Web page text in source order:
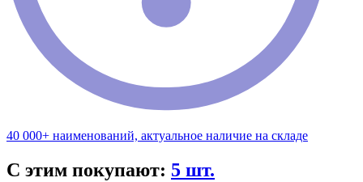
40 000+ наименований, актуальное наличие на складе
С этим покупают: 5 шт.